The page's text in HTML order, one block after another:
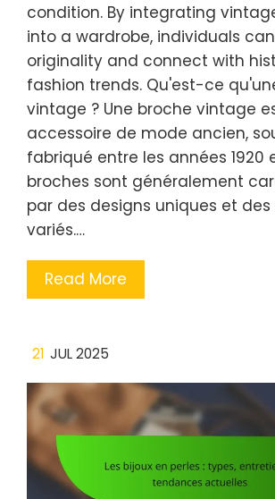
condition. By integrating
into a wardrobe, individuals
originality and connect with
fashion trends. Qu'est-ce
vintage ? Une broche vintage
accessoire de mode ancien,
fabriqué entre les années 1920
broches sont généralement
par des designs uniques et
variés.…
Read More
21 JUL 2025